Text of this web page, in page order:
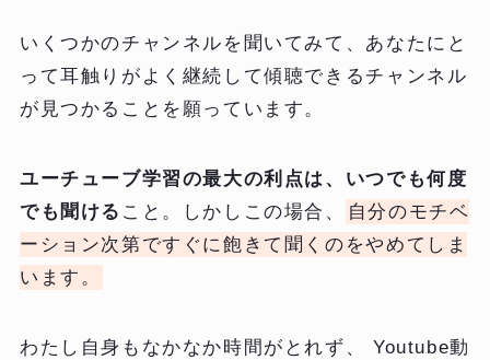
いくつかのチャンネルを聞いてみて、あなたにと
って耳触りがよく継続して傾聴できるチャンネル
が見つかることを願っています。
ユーチューブ学習の最大の利点は、いつでも何度
でも聞ける こと。しかしこの場合、
自分のモチベ
ーション次第ですぐに飽きて聞くのをやめてしま
います。
わたし自身もなかなか時間がとれず、 Youtube動